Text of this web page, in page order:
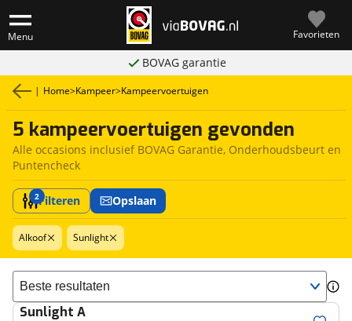
Menu Favorieten
BOVAG garantie
| Home>Kampeer>Kampeervoertuigen
5 kampeervoertuigen gevonden
Alle occasions inclusief BOVAG Garantie, Onderhoudsbeurt en
Puntencheck
2Filteren Opslaan
Alkoof Sunlight
Sorteer resultaten
Sunlight A